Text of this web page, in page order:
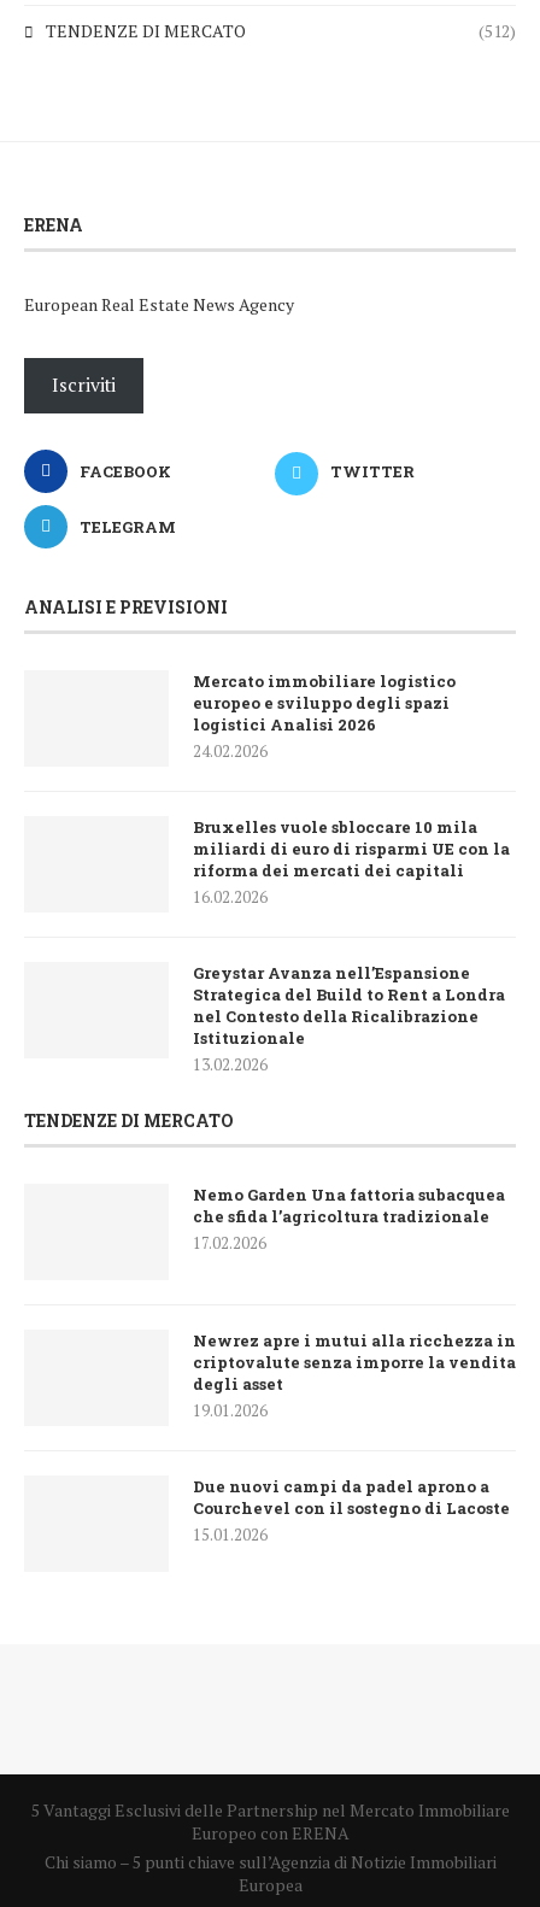
TENDENZE DI MERCATO (512)
ERENA
European Real Estate News Agency
Iscriviti
FACEBOOK TWITTER
TELEGRAM
ANALISI E PREVISIONI
Mercato immobiliare logistico
europeo e sviluppo degli spazi
logistici Analisi 2026
24.02.2026
Bruxelles vuole sbloccare 10 mila
miliardi di euro di risparmi UE con la
riforma dei mercati dei capitali
16.02.2026
Greystar Avanza nell’Espansione
Strategica del Build to Rent a Londra
nel Contesto della Ricalibrazione
Istituzionale
13.02.2026
TENDENZE DI MERCATO
Nemo Garden Una fattoria subacquea
che sfida l’agricoltura tradizionale
17.02.2026
Newrez apre i mutui alla ricchezza in
criptovalute senza imporre la vendita
degli asset
19.01.2026
Due nuovi campi da padel aprono a
Courchevel con il sostegno di Lacoste
15.01.2026
5 Vantaggi Esclusivi delle Partnership nel Mercato Immobiliare
Europeo con ERENA
Chi siamo – 5 punti chiave sull’Agenzia di Notizie Immobiliari
Europea